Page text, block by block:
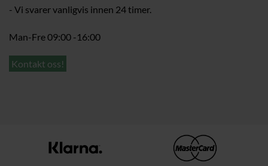
- Vi svarer vanligvis innen 24 timer.
Man-Fre 09:00 -16:00
Kontakt oss!